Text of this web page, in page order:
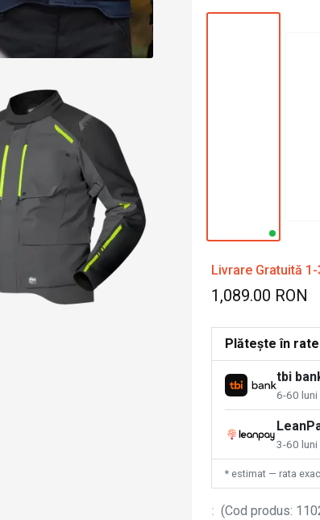
Livrare Gratuită
1,089.00 RON
Plătește în rate
tbi
6-60 luni
3-60 luni
* estimat — rata
: (Cod produs: